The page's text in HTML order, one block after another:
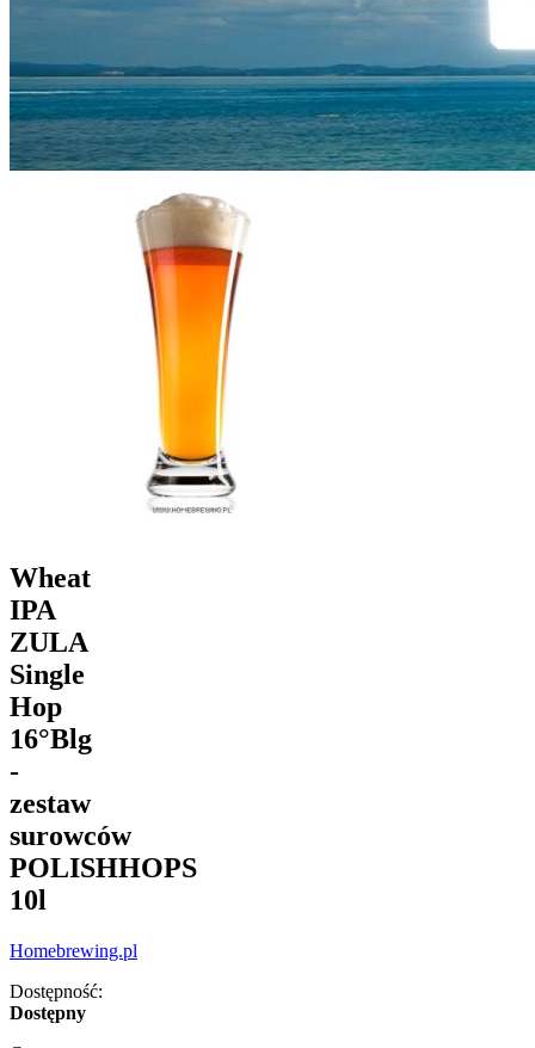
Wheat
IPA
ZULA
Single
Hop
16°Blg
-
zestaw
surowców
POLISHHOPS
10l
Homebrewing.pl
Dostępność:
Dostępny